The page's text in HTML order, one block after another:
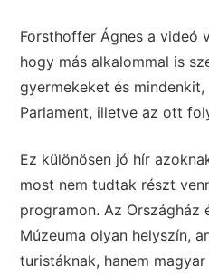
Forsthoffer Ágnes a videó
hogy más alkalommal is
gyermekeket és
Parlament, illetve az ott
Ez különösen jó hír
most nem tudtak részt
programon. Az Országház
Múzeuma olyan helyszín,
turistáknak, hanem